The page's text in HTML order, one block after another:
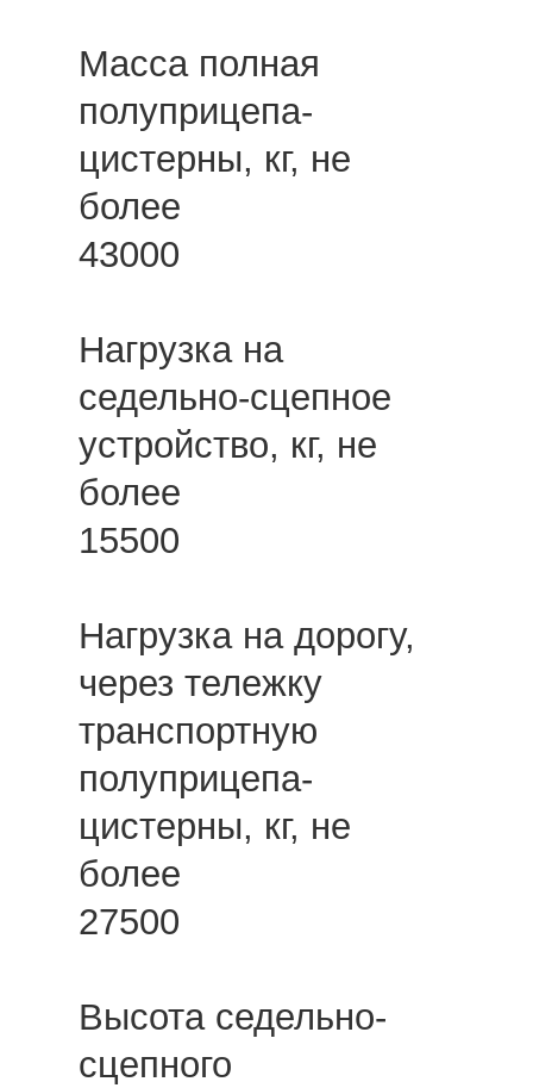
Масса полная
полуприцепа-
цистерны, кг, не
более
43000
Нагрузка на
седельно-сцепное
устройство, кг, не
более
15500
Нагрузка на дорогу,
через тележку
транспортную
полуприцепа-
цистерны, кг, не
более
27500
Высота седельно-
сцепного